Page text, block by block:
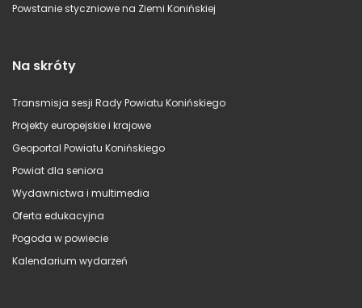
Powstanie styczniowe na Ziemi Konińskiej
Na skróty
Transmisja sesji Rady Powiatu Konińskiego
Projekty europejskie i krajowe
Geoportal Powiatu Konińskiego
Powiat dla seniora
Wydawnictwa i multimedia
Oferta edukacyjna
Pogoda w powiecie
Kalendarium wydarzeń